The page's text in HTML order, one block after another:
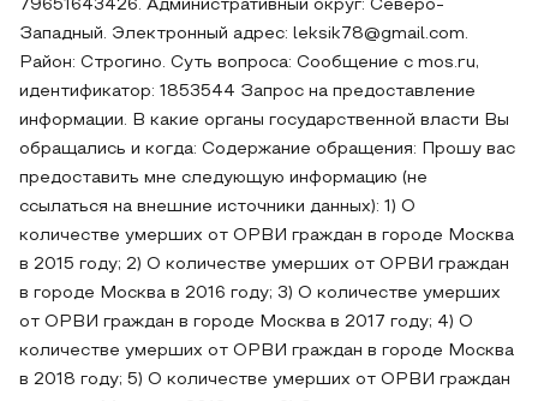
79651643426. Административный округ: Северо-
Западный. Электронный адрес: leksik78@gmail.com.
Район: Строгино. Суть вопроса: Сообщение с mos.ru,
идентификатор: 1853544 Запрос на предоставление
информации. В какие органы государственной власти Вы
обращались и когда: Содержание обращения: Прошу вас
предоставить мне следующую информацию (не
ссылаться на внешние источники данных): 1) О
количестве умерших от ОРВИ граждан в городе Москва
в 2015 году; 2) О количестве умерших от ОРВИ граждан
в городе Москва в 2016 году; 3) О количестве умерших
от ОРВИ граждан в городе Москва в 2017 году; 4) О
количестве умерших от ОРВИ граждан в городе Москва
в 2018 году; 5) О количестве умерших от ОРВИ граждан